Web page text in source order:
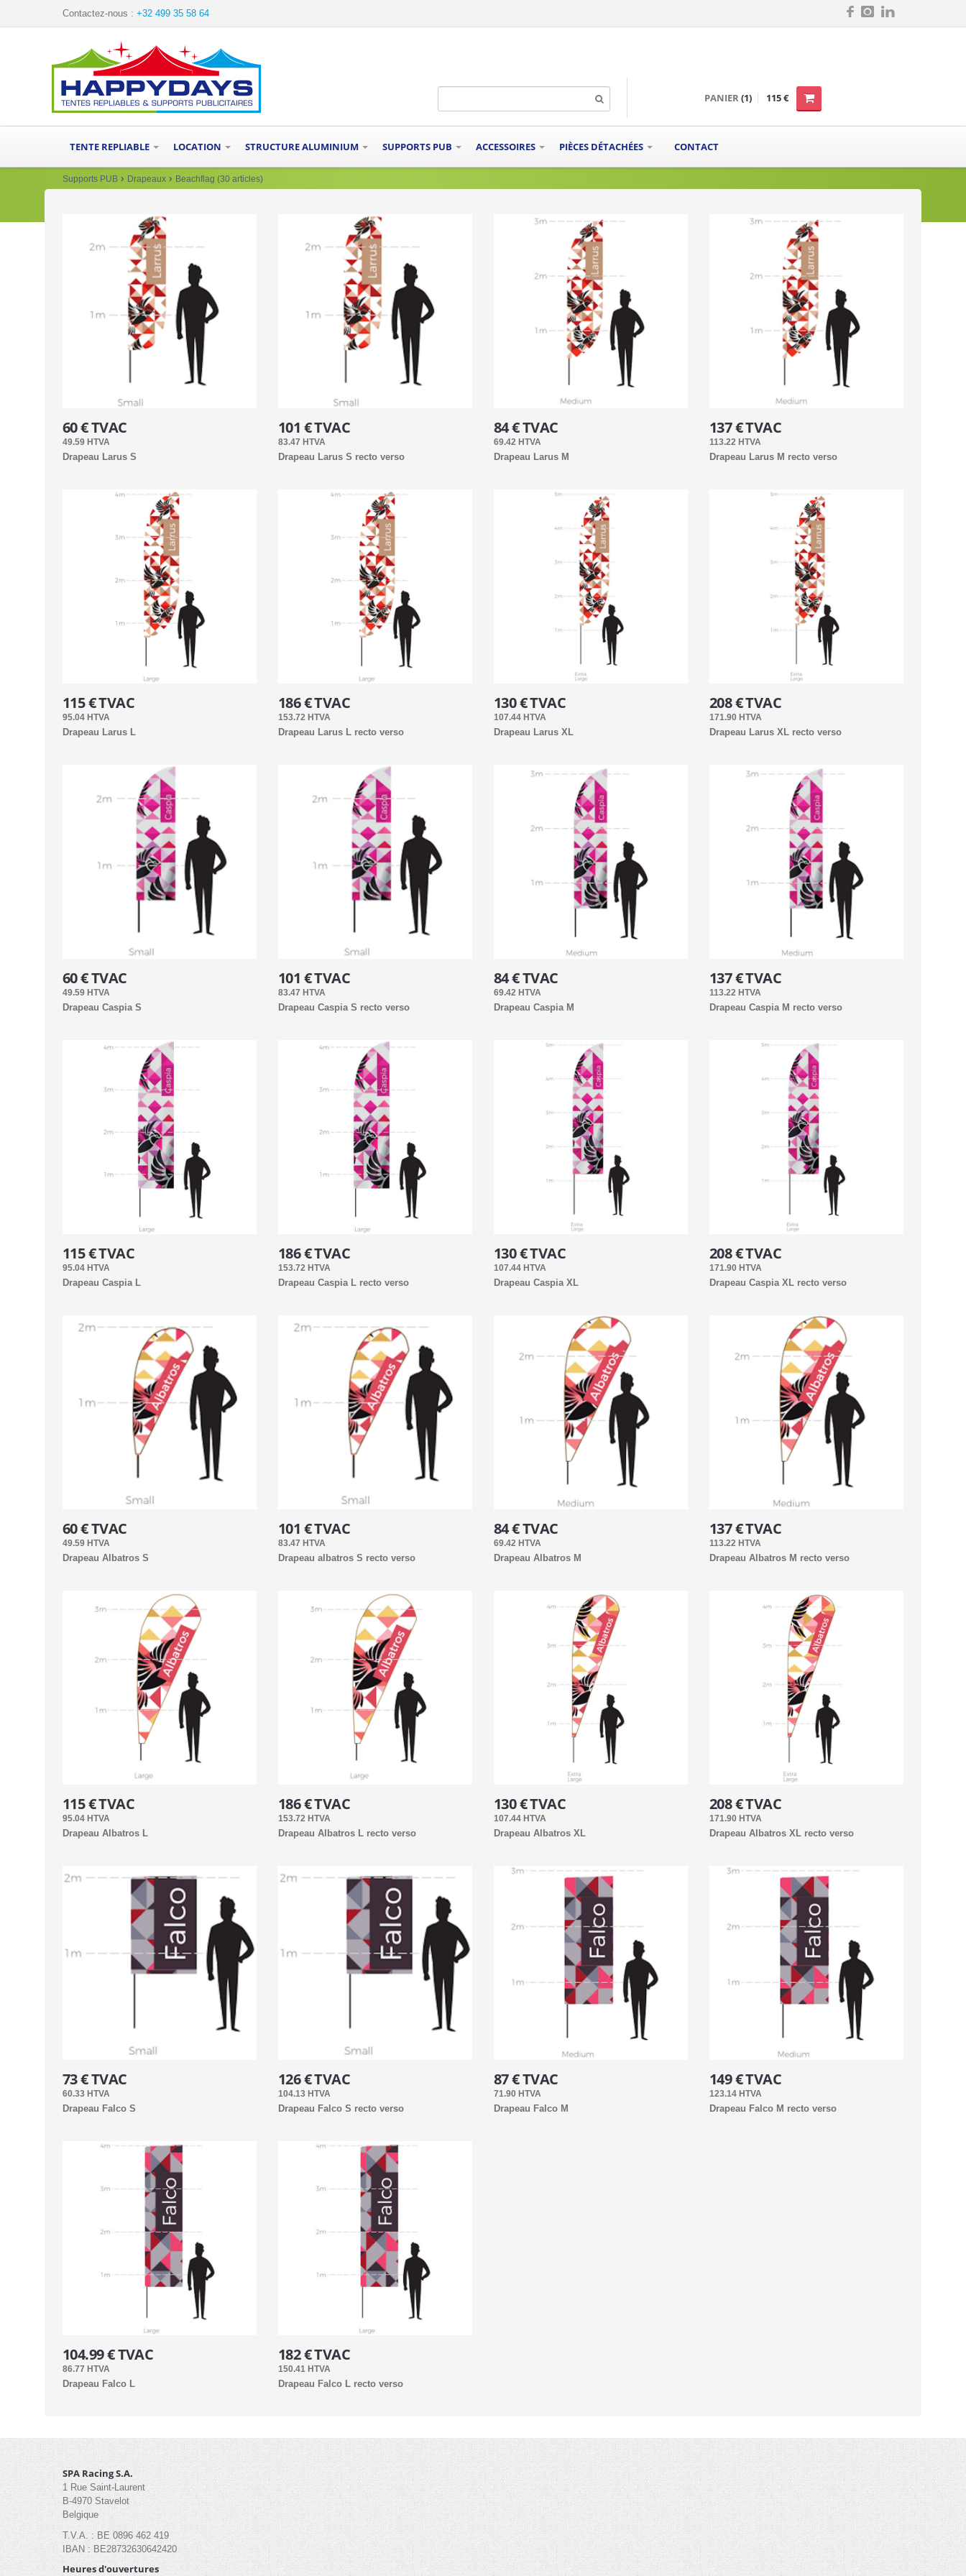
Contactez-nous : +32 499 35 58 64
PANIER(1) 115 €
TENTE REPLIABLE LOCATION STRUCTURE ALUMINIUM SUPPORTS PUB ACCESSOIRES PIÈCES DÉTACHÉES CONTACT
Supports PUB Drapeaux Beachflag (30 articles)
60 € TVAC
49.59 HTVA
Drapeau Larus S
101 € TVAC
83.47 HTVA
Drapeau Larus S recto verso
84 € TVAC
69.42 HTVA
Drapeau Larus M
137 € TVAC
113.22 HTVA
Drapeau Larus M recto verso
115 € TVAC
95.04 HTVA
Drapeau Larus L
186 € TVAC
153.72 HTVA
Drapeau Larus L recto verso
130 € TVAC
107.44 HTVA
Drapeau Larus XL
208 € TVAC
171.90 HTVA
Drapeau Larus XL recto verso
60 € TVAC
49.59 HTVA
Drapeau Caspia S
101 € TVAC
83.47 HTVA
Drapeau Caspia S recto verso
84 € TVAC
69.42 HTVA
Drapeau Caspia M
137 € TVAC
113.22 HTVA
Drapeau Caspia M recto verso
115 € TVAC
95.04 HTVA
Drapeau Caspia L
186 € TVAC
153.72 HTVA
Drapeau Caspia L recto verso
130 € TVAC
107.44 HTVA
Drapeau Caspia XL
208 € TVAC
171.90 HTVA
Drapeau Caspia XL recto verso
60 € TVAC
49.59 HTVA
Drapeau Albatros S
101 € TVAC
83.47 HTVA
Drapeau albatros S recto verso
84 € TVAC
69.42 HTVA
Drapeau Albatros M
137 € TVAC
113.22 HTVA
Drapeau Albatros M recto verso
115 € TVAC
95.04 HTVA
Drapeau Albatros L
186 € TVAC
153.72 HTVA
Drapeau Albatros L recto verso
130 € TVAC
107.44 HTVA
Drapeau Albatros XL
208 € TVAC
171.90 HTVA
Drapeau Albatros XL recto verso
73 € TVAC
60.33 HTVA
Drapeau Falco S
126 € TVAC
104.13 HTVA
Drapeau Falco S recto verso
87 € TVAC
71.90 HTVA
Drapeau Falco M
149 € TVAC
123.14 HTVA
Drapeau Falco M recto verso
104.99 € TVAC
86.77 HTVA
Drapeau Falco L
182 € TVAC
150.41 HTVA
Drapeau Falco L recto verso
SPA Racing S.A.
1 Rue Saint-Laurent
B-4970 Stavelot
Belgique
T.V.A. : BE 0896 462 419
IBAN : BE28732630642420
Heures d'ouvertures